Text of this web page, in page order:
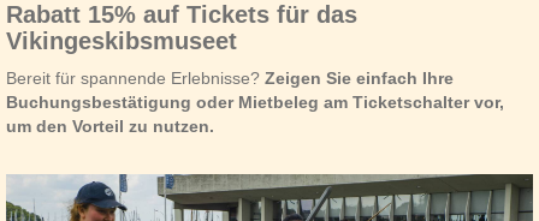
Rabatt 15% auf Tickets für das
Vikingeskibsmuseet
Bereit für spannende Erlebnisse? Zeigen Sie einfach Ihre
Buchungsbestätigung oder Mietbeleg am Ticketschalter vor,
um den Vorteil zu nutzen.